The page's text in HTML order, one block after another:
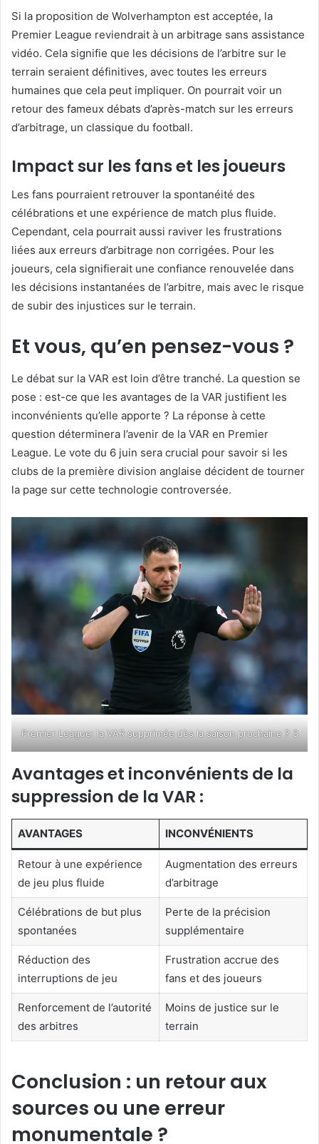
Si la proposition de Wolverhampton est acceptée, la
Premier League reviendrait à un arbitrage sans assistance
vidéo. Cela signifie que les décisions de l’arbitre sur le
terrain seraient définitives, avec toutes les erreurs
humaines que cela peut impliquer. On pourrait voir un
retour des fameux débats d’après-match sur les erreurs
d’arbitrage, un classique du football.
Impact sur les fans et les joueurs
Les fans pourraient retrouver la spontanéité des
célébrations et une expérience de match plus fluide.
Cependant, cela pourrait aussi raviver les frustrations
liées aux erreurs d’arbitrage non corrigées. Pour les
joueurs, cela signifierait une confiance renouvelée dans
les décisions instantanées de l’arbitre, mais avec le risque
de subir des injustices sur le terrain.
Et vous, qu’en pensez-vous ?
Le débat sur la VAR est loin d’être tranché. La question se
pose : est-ce que les avantages de la VAR justifient les
inconvénients qu’elle apporte ? La réponse à cette
question déterminera l’avenir de la VAR en Premier
League. Le vote du 6 juin sera crucial pour savoir si les
clubs de la première division anglaise décident de tourner
la page sur cette technologie controversée.
Premier League: la VAR supprimée dès la saison prochaine ? 3
Avantages et inconvénients de la
suppression de la VAR :
AVANTAGES INCONVÉNIENTS
Retour à une expérience
de jeu plus fluide
Augmentation des erreurs
d’arbitrage
Célébrations de but plus
spontanées
Perte de la précision
supplémentaire
Réduction des
interruptions de jeu
Frustration accrue des
fans et des joueurs
Renforcement de l’autorité
des arbitres
Moins de justice sur le
terrain
Conclusion : un retour aux
sources ou une erreur
monumentale ?